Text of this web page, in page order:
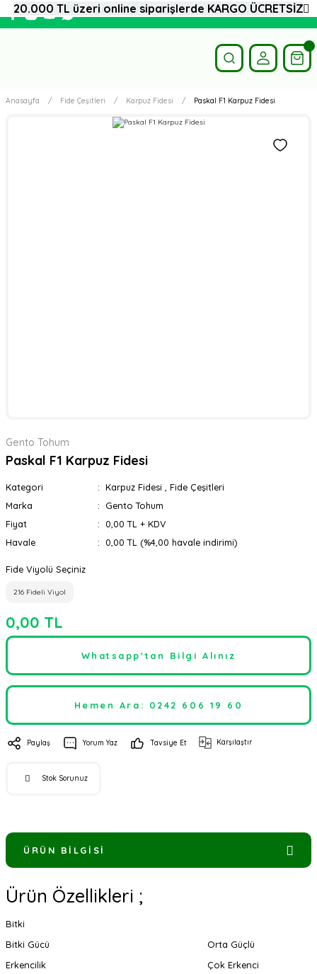
Anasayfa Fide Çeşitleri Karpuz Fidesi Paskal F1 Karpuz Fidesi
Gento Tohum
Paskal F1 Karpuz Fidesi
Kategori Karpuz Fidesi
Fide Çeşitleri
Marka
Gento Tohum
Fiyat
0,00 TL + KDV
Havale
0,00 TL (%4,00 havale indirimi)
Fide Viyolü Seçiniz
216 Fideli Viyol
0,00 TL
Whatsapp'tan Bilgi Alınız
Hemen Ara: 0242 606 19 60
Paylaş Yorum Yaz Tavsiye Et Karşılaştır
Stok Sorunuz
ÜRÜN BILGISI
Ürün Özellikleri ;
Bitki
Bitki Gücü
Orta Güçlü
Erkencilik
Çok Erkenci
20.000 TL üzeri online siparişlerde KARGO ÜCRETSİZ